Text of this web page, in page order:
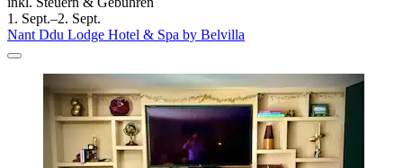
1. Sept.–2. Sept.
Nant Ddu Lodge Hotel & Spa by Belvilla